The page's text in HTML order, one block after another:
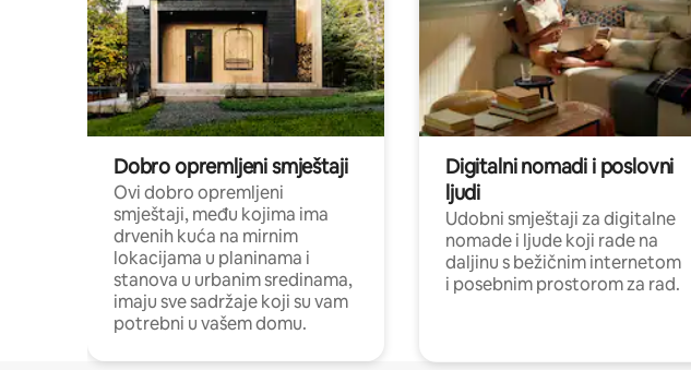
Dobro opremljeni smještaji
Ovi dobro opremljeni
smještaji, među kojima ima
drvenih kuća na mirnim
lokacijama u planinama i
stanova u urbanim sredinama,
imaju sve sadržaje koji su vam
potrebni u vašem domu.
Digitalni nomadi i poslovni
ljudi
Udobni smještaji za digitalne
nomade i ljude koji rade na
daljinu s bežičnim internetom
i posebnim prostorom za rad.